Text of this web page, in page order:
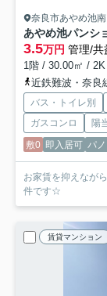
奈良市あやめ池南
あやめ池パンシ
3.5万円 管理/共
1階 / 30.00㎡ /
近鉄難波・奈良
バス・トイレ別
ガスコンロ
陽
敷0 即入居可 パ
お家賃を抑えなが
件です☆
賃貸マンション